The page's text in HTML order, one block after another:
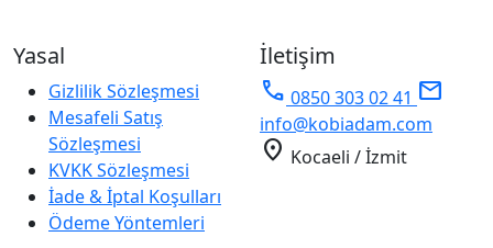
Yasal
Gizlilik Sözleşmesi
Mesafeli Satış
Sözleşmesi
KVKK Sözleşmesi
İade & İptal Koşulları
Ödeme Yöntemleri
İletişim
phone 0850 303 02 41 mail
info@kobiadam.com
location_on Kocaeli / İzmit